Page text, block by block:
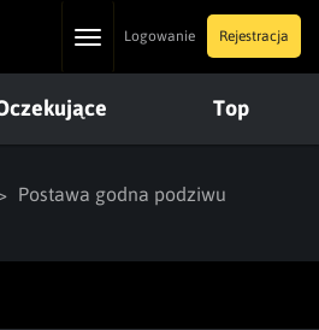
ToggleLogowanie Rejestracja
Top
Postawa godna podziwu